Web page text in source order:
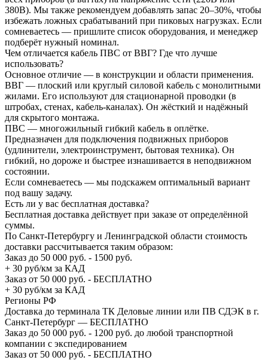
380В). Мы также рекомендуем добавлять запас 20–30%, чтобы
избежать ложных срабатываний при пиковых нагрузках. Если
сомневаетесь — пришлите список оборудования, и менеджер
подберёт нужный номинал.
Чем отличается кабель ПВС от ВВГ? Где что лучше
использовать?
Основное отличие — в конструкции и области применения.
ВВГ — плоский или круглый силовой кабель с монолитными
жилами. Его используют для стационарной проводки (в
штробах, стенах, кабель-каналах). Он жёсткий и надёжный
для скрытого монтажа.
ПВС — многожильный гибкий кабель в оплётке.
Предназначен для подключения подвижных приборов
(удлинители, электроинструмент, бытовая техника). Он
гибкий, но дороже и быстрее изнашивается в неподвижном
состоянии.
Если сомневаетесь — мы подскажем оптимальный вариант
под вашу задачу.
Есть ли у вас бесплатная доставка?
Бесплатная доставка действует при заказе от определённой
суммы.
По Санкт-Петербургу и Ленинградской области стоимость
доставки рассчитывается таким образом:
Заказ до 50 000 руб. - 1500 руб.
+ 30 руб/км за КАД
Заказ от 50 000 руб. - БЕСПЛАТНО
+ 30 руб/км за КАД
Регионы РФ
Доставка до терминала ТК Деловые линии или ПВ СДЭК в г.
Санкт-Петербург — БЕСПЛАТНО
Заказ до 50 000 руб. - 1200 руб. до любой транспортной
компании с экспедированием
Заказ от 50 000 руб. - БЕСПЛАТНО